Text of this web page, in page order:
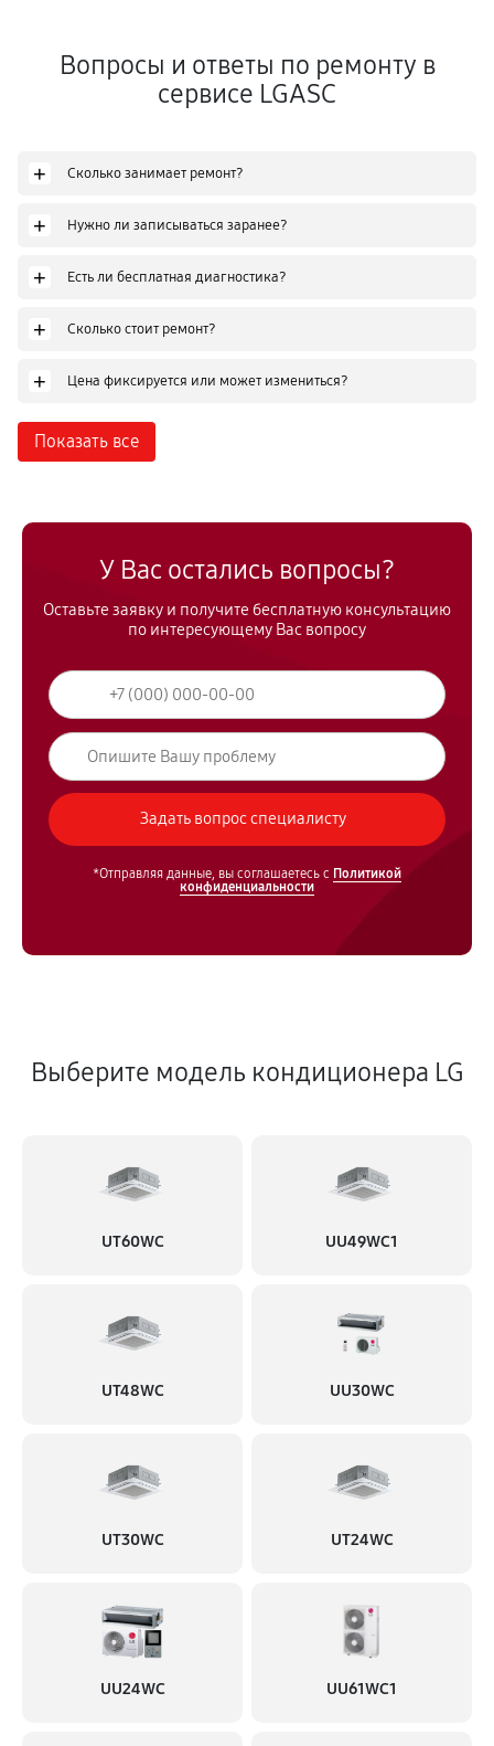
Вопросы и ответы по ремонту в
сервисе LGASC
+ Сколько занимает ремонт?
+ Нужно ли записываться заранее?
+ Есть ли бесплатная диагностика?
+ Сколько стоит ремонт?
+ Цена фиксируется или может измениться?
Показать все
У Вас остались вопросы?
Оставьте заявку и получите бесплатную консультацию
по интересующему Вас вопросу
*Отправляя данные, вы соглашаетесь с Политикой
конфиденциальности
Выберите модель кондиционера LG
UT60WC UU49WC1
UT48WC UU30WC
UT30WC UT24WC
UU24WC UU61WC1